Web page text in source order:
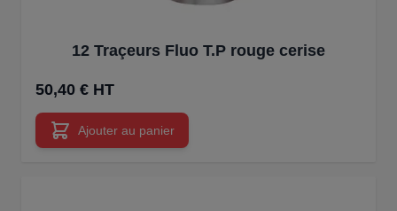
12 Traçeurs Fluo T.P rouge cerise
50,40 € HT
Ajouter au panier